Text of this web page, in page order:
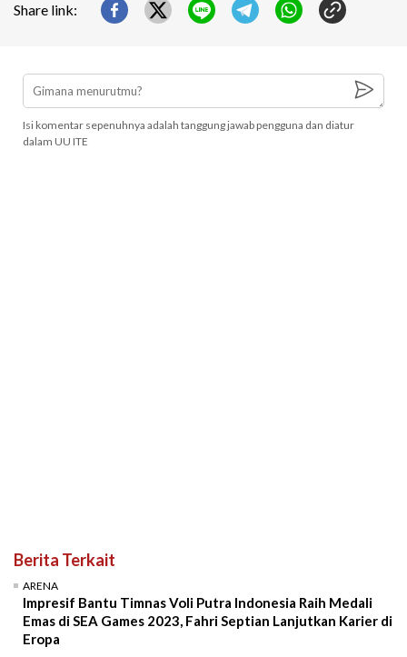
Share link:
Isi komentar sepenuhnya adalah tanggung jawab pengguna dan diatur
dalam UU ITE
Berita Terkait
ARENA
Impresif Bantu Timnas Voli Putra Indonesia Raih Medali
Emas di SEA Games 2023, Fahri Septian Lanjutkan Karier di
Eropa